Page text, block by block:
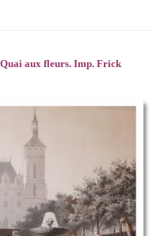
aux fleurs. Imp. Frick